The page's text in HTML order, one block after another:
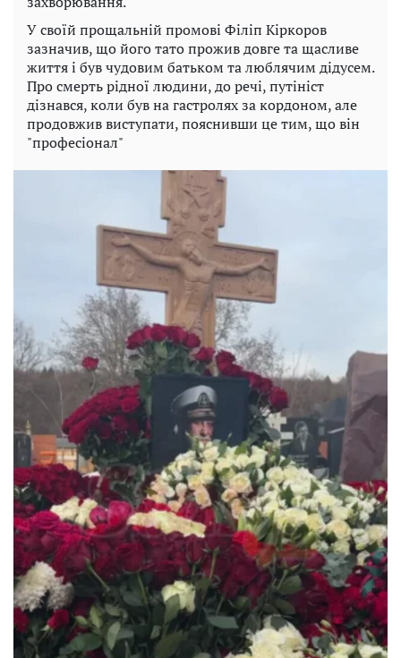
У своїй прощальній промові Філіп Кіркоров
зазначив, що його тато прожив довге та щасливе
життя і був чудовим батьком та люблячим дідусем.
Про смерть рідної людини, до речі, путініст
дізнався, коли був на гастролях за кордоном, але
продовжив виступати, пояснивши це тим, що він
"професіонал"